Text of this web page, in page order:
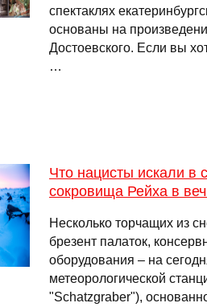
спектаклях
основаны на
Достоевского. Если вы
…
Что нацисты искали в
сокровища Рейха в
Несколько торчащих из
брезент палаток,
оборудования – на
метеорологической
"Schatzgraber"),